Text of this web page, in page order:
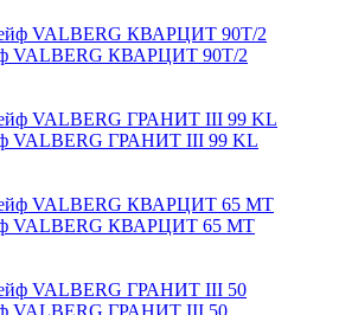
VALBERG КВАРЦИТ 90Т/2
VALBERG ГРАНИТ III 99 KL
VALBERG КВАРЦИТ 65 МТ
VALBERG ГРАНИТ III 50